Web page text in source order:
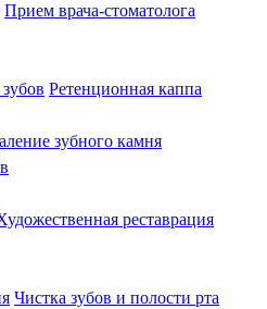
Прием врача-стоматолога
Ретенционная каппа
зубного камня
реставрация
Чистка зубов и полости рта